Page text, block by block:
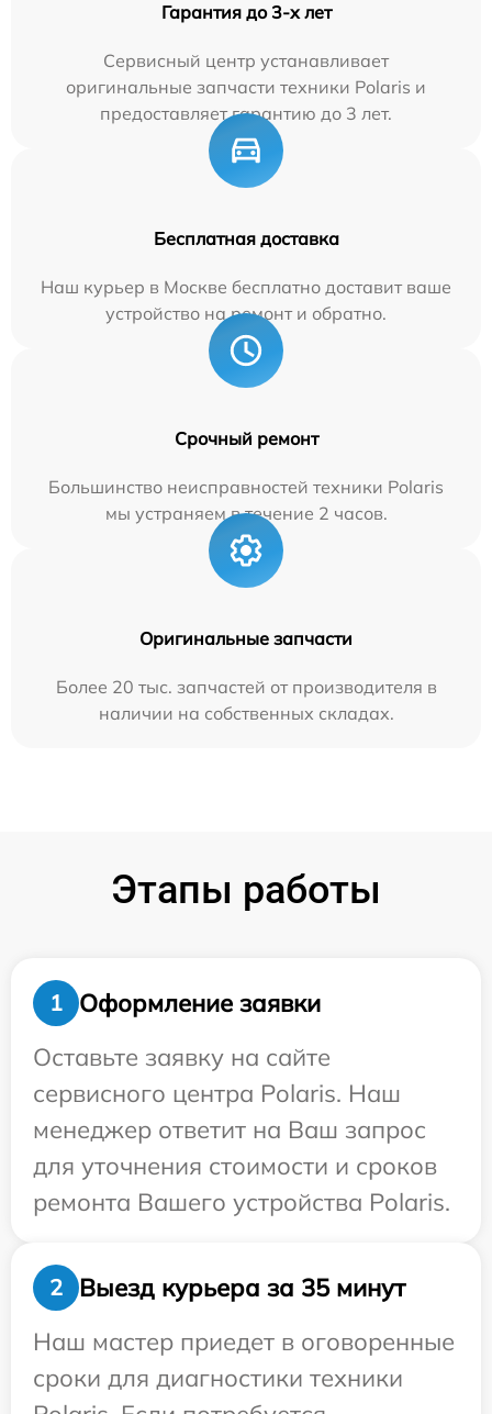
Гарантия до 3-х лет
Сервисный центр устанавливает
оригинальные запчасти техники Polaris и
предоставляет гарантию до 3 лет.
Бесплатная доставка
Наш курьер в Москве бесплатно доставит ваше
устройство на ремонт и обратно.
Срочный ремонт
Большинство неисправностей техники Polaris
мы устраняем в течение 2 часов.
Оригинальные запчасти
Более 20 тыс. запчастей от производителя в
наличии на собственных складах.
Этапы работы
1
Оформление заявки
Оставьте заявку на сайте
сервисного центра Polaris. Наш
менеджер ответит на Ваш запрос
для уточнения стоимости и сроков
ремонта Вашего устройства Polaris.
2
Выезд курьера за 35 минут
Наш мастер приедет в оговоренные
сроки для диагностики техники